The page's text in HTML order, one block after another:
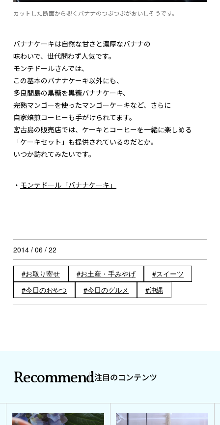
カットした断面から覗くバナナのつぶつぶがおいしそうです。
バナナケーキは自然な甘さと濃厚なバナナの
味わいで、世代問わず人気です。
モンテドールさんでは、
この基本のバナナケーキ以外にも、
多良間島の黒糖を黒糖バナナケーキ、
完熟マンゴーを使ったマンゴーケーキなど、さらに
自家焙煎コーヒーも手がけられてます。
宮古島の販売店では、ケーキとコーヒーを一緒に楽しめる
「ケーキセット」も提供されているのだとか。
いつか訪れてみたいです。
・ モンテドール「バナナケーキ」
2014 / 06 / 22
お取り寄せ お土産・手みやげ
スイーツ
今日のおやつ
今日のグルメ 沖縄
Recommend注目のコンテンツ